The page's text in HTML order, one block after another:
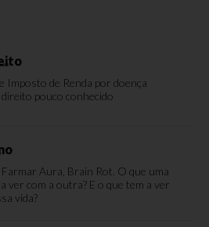
Imposto de Renda por doença
direito pouco conhecido
Farmar Aura, Brain Rot. O que uma
ver com a outra? E o que tem a ver
vida?